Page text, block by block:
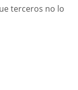
terceros no lo